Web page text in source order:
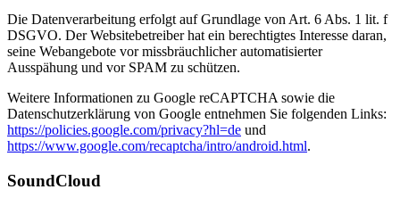
Die Datenverarbeitung erfolgt auf Grundlage von Art. 6 Abs. 1 lit. f
DSGVO. Der Websitebetreiber hat ein berechtigtes Interesse daran,
seine Webangebote vor missbräuchlicher automatisierter
Ausspähung und vor SPAM zu schützen.
Weitere Informationen zu Google reCAPTCHA sowie die
Datenschutzerklärung von Google entnehmen Sie folgenden Links:
https://policies.google.com/privacy?hl=de und
https://www.google.com/recaptcha/intro/android.html.
SoundCloud